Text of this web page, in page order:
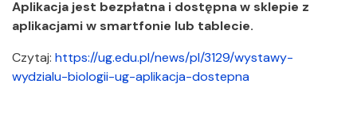
Aplikacja jest bezpłatna i dostępna w sklepie z
aplikacjami w smartfonie lub tablecie.
Czytaj: https://ug.edu.pl/news/pl/3129/wystawy-
wydzialu-biologii-ug-aplikacja-dostepna